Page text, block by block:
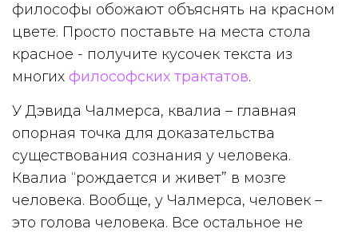
философы обожают объяснять на красном
цвете. Просто поставьте на места стола
красное - получите кусочек текста из
многих философских трактатов.
У Дэвида Чалмерса, квалиа – главная
опорная точка для доказательства
существования сознания у человека.
Квалиа “рождается и живет” в мозге
человека. Вообще, у Чалмерса, человек –
это голова человека. Все остальное не